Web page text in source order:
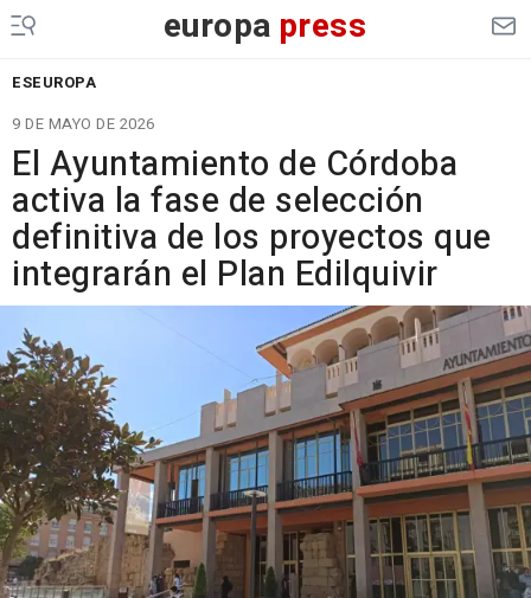
europa press
ESEUROPA
9 DE MAYO DE 2026
El Ayuntamiento de Córdoba
activa la fase de selección
definitiva de los proyectos que
integrarán el Plan Edilquivir